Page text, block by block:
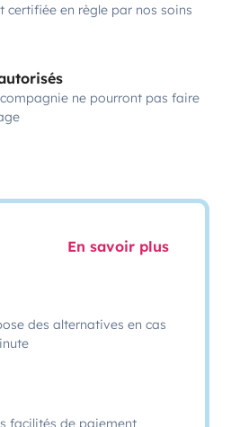
certifiée en règle par nos soins
ne pourront pas faire
En savoir plus
des alternatives en cas
facilités de paiement